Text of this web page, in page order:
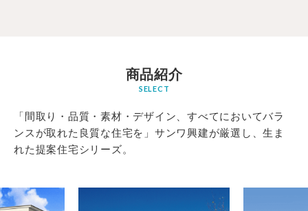
商品紹介
SELECT
「間取り・品質・素材・デザイン、すべてにおいてバラ
ンスが取れた良質な住宅を」サンワ興建が厳選し、生ま
れた提案住宅シリーズ。